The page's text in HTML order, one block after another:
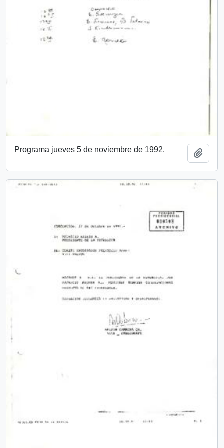
Programa jueves 5 de noviembre de 1992.